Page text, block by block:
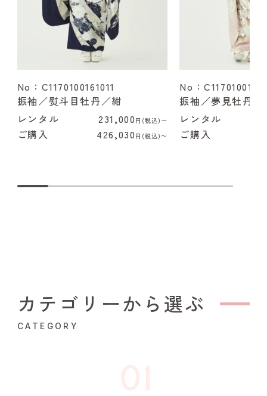
No：C1170100161011
振袖／熨斗目牡丹／紺
レンタル
231,000 円(税込)〜
ご購入 426,030 円(税込)〜
No：
振袖／夢見牡丹／
レンタル
ご購入
カテゴリーから選ぶ
CATEGORY